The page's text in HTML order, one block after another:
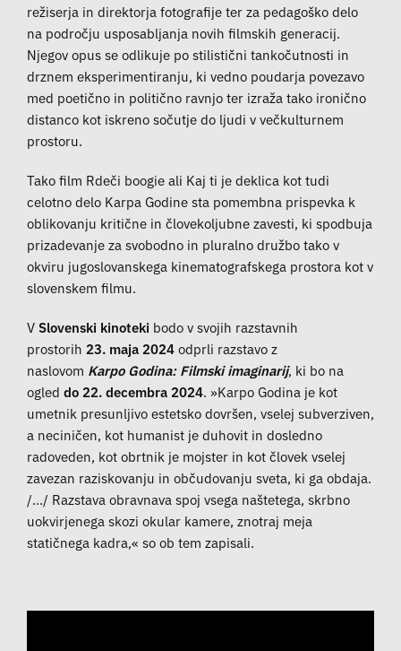
režiserja in direktorja fotografije ter za pedagoško delo
na področju usposabljanja novih filmskih generacij.
Njegov opus se odlikuje po stilistični tankočutnosti in
drznem eksperimentiranju, ki vedno poudarja povezavo
med poetično in politično ravnjo ter izraža tako ironično
distanco kot iskreno sočutje do ljudi v večkulturnem
prostoru.
Tako film Rdeči boogie ali Kaj ti je deklica kot tudi
celotno delo Karpa Godine sta pomembna prispevka k
oblikovanju kritične in človekoljubne zavesti, ki spodbuja
prizadevanje za svobodno in pluralno družbo tako v
okviru jugoslovanskega kinematografskega prostora kot v
slovenskem filmu.
VSlovenski kinoteki bodo v svojih razstavnih
prostorih 23. maja 2024odprli razstavo z
naslovom Karpo Godina: Filmski imaginarij, ki bo na
ogled do 22. decembra 2024. »Karpo Godina je kot
umetnik presunljivo estetsko dovršen, vselej subverziven,
a neciničen, kot humanist je duhovit in dosledno
radoveden, kot obrtnik je mojster in kot človek vselej
zavezan raziskovanju in občudovanju sveta, ki ga obdaja.
/.../ Razstava obravnava spoj vsega naštetega, skrbno
uokvirjenega skozi okular kamere, znotraj meja
statičnega kadra,« so ob tem zapisali.